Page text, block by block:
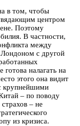
в том, чтобы
центром
Поэтому
В частности,
между
с другой
налагать на
этого она видит
крупнейшими
– по поводу
– не
из кризиса.